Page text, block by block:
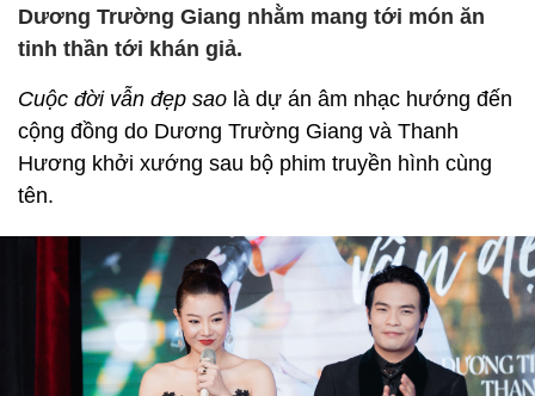
Dương Trường Giang nhằm mang tới món ăn
tinh thần tới khán giả.
Cuộc đời vẫn đẹp sao là dự án âm nhạc hướng đến
cộng đồng do Dương Trường Giang và Thanh
Hương khởi xướng sau bộ phim truyền hình cùng
tên.